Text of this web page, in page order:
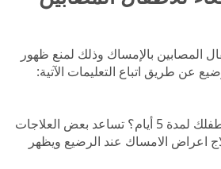
المصابين بالإمساك وذلك لمنع ظهور
عن طريق اتباع التعليمات الآتية:
ماذا تفعلين إذا لم يتبرز طفلك لمدة 5 أيام؟ تساعد بعض العلاجات
اعراض الامساك عند الرضيع ويظهر